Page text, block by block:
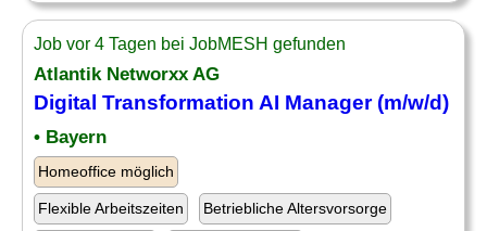
Job vor 4 Tagen bei JobMESH gefunden
Atlantik Networxx AG
Digital Transformation AI Manager(m/w/d)
• Bayern
Homeoffice möglich
Flexible Arbeitszeiten Betriebliche Altersvorsorge